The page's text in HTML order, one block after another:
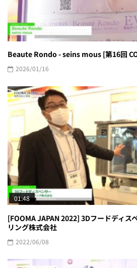
Beaute Rondo - seins mous [第16回
2026/01/16
01:48
[FOOMA JAPAN 2022] 3Dフードディス
リング株式会社
2022/06/08